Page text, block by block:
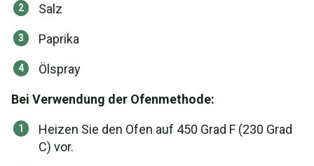
Salz
Paprika
Ölspray
Bei Verwendung der Ofenmethode:
Heizen Sie den Ofen auf 450 Grad F (230 Grad
C) vor.